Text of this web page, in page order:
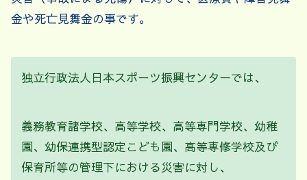
金や死亡見舞金の事です。
独立行政法人日本スポーツ振興センターでは、
義務教育諸学校、高等学校、高等専門学校、幼稚
園、幼保連携型認定こども園、高等専修学校及び
保育所等の管理下における災害に対し、